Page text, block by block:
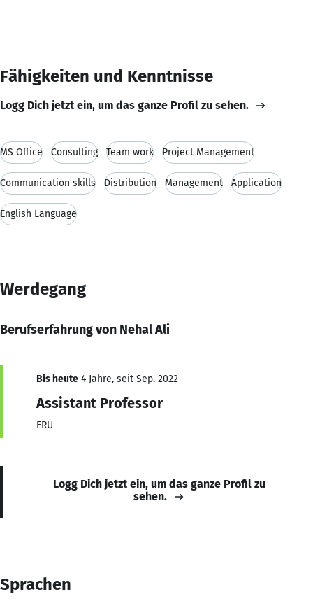
Fähigkeiten und Kenntnisse
Logg Dich jetzt ein, um das ganze Profil zu sehen.
MS Office Consulting Team work Project Management
Communication skills Distribution Management Application
English Language
Werdegang
Berufserfahrung von Nehal Ali
Bis heute 4 Jahre, seit Sep. 2022
Assistant Professor
ERU
Logg Dich jetzt ein, um das ganze Profil zu
sehen.
Sprachen